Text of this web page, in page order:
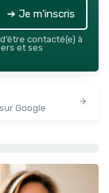
➔ Je m'inscris
contacté(e) à
et ses
Google